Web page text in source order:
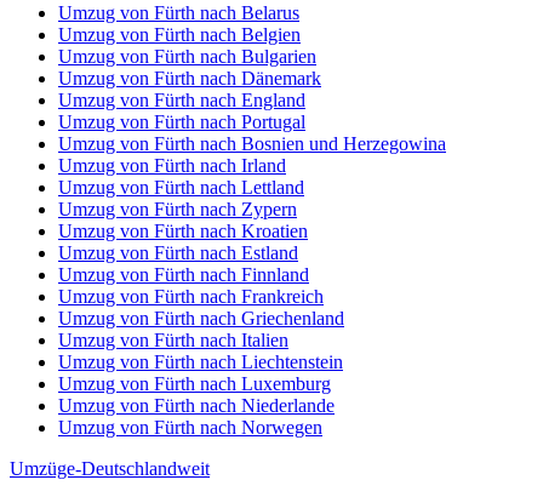
Umzug von Fürth nach Belarus
Umzug von Fürth nach Belgien
Umzug von Fürth nach Bulgarien
Umzug von Fürth nach Dänemark
Umzug von Fürth nach England
Umzug von Fürth nach Portugal
Umzug von Fürth nach Bosnien und Herzegowina
Umzug von Fürth nach Irland
Umzug von Fürth nach Lettland
Umzug von Fürth nach Zypern
Umzug von Fürth nach Kroatien
Umzug von Fürth nach Estland
Umzug von Fürth nach Finnland
Umzug von Fürth nach Frankreich
Umzug von Fürth nach Griechenland
Umzug von Fürth nach Italien
Umzug von Fürth nach Liechtenstein
Umzug von Fürth nach Luxemburg
Umzug von Fürth nach Niederlande
Umzug von Fürth nach Norwegen
Umzüge-Deutschlandweit